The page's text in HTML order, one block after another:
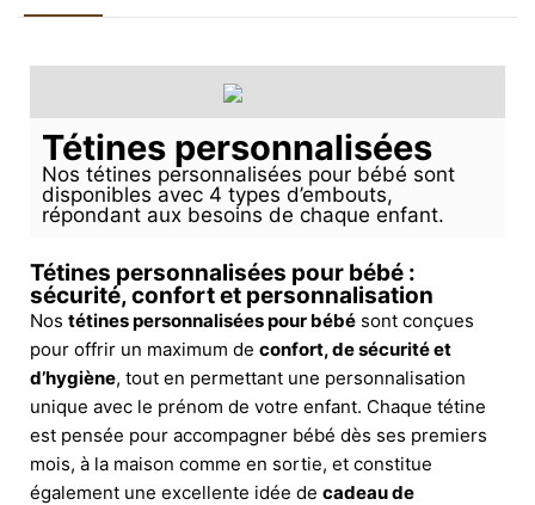
Tétines personnalisées
Nos tétines personnalisées pour bébé sont
disponibles avec 4 types d’embouts,
répondant aux besoins de chaque enfant.
Tétines personnalisées pour bébé :
sécurité, confort et personnalisation
Nos tétines personnalisées pour bébé sont conçues
pour offrir un maximum de confort, de sécurité et
d’hygiène, tout en permettant une personnalisation
unique avec le prénom de votre enfant. Chaque tétine
est pensée pour accompagner bébé dès ses premiers
mois, à la maison comme en sortie, et constitue
également une excellente idée de cadeau de